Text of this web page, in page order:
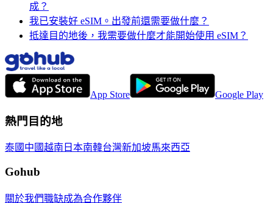
成？
我已安裝好 eSIM。出發前還需要做什麼？
抵達目的地後，我需要做什麼才能開始使用 eSIM？
App Store Google Play
熱門目的地
泰國 中國越南 日本南韓台灣新加坡馬來西亞
Gohub
關於我們職缺成為合作夥伴